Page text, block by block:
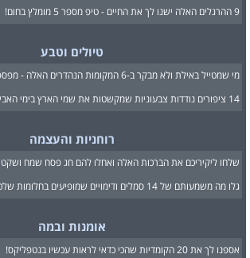
9 ההרגלים האלה ישנו לך את החיים - טיפ מספר 5 מומלץ בחום!
טיולים וטבע
מי שמטייל באילת ולא מבקר ב-6 המקומות הנהדרים האלה - מפספס!
14 ציפורים נודדות צבעוניות שמקשטות את שמי הארץ בימי האביב
רוחניות והעצמה
שלחו ליקיריכם את הברכות האלה ואחלו להם חג פסח שמח ושקט
גלו מה משמעותם של 14 סמלים ודימויים שמופיעים בחלומות שלכם
אומנות ובמה
אספנו לך את 20 הקומדיות שהכי כדאי לראות עכשיו בנטפליקס!